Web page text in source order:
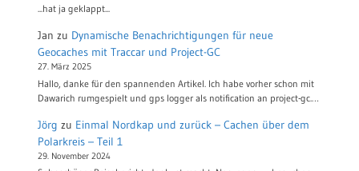
...hat ja geklappt...
Jan zu Dynamische Benachrichtigungen für neue
Geocaches mit Traccar und Project-GC
27. März 2025
Hallo, danke für den spannenden Artikel. Ich habe vorher schon mit
Dawarich rumgespielt und gps logger als notification an project-gc.…
Jörg zu Einmal Nordkap und zurück – Cachen über dem
Polarkreis – Teil 1
29. November 2024